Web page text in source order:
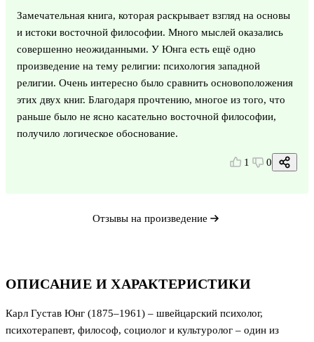
ОПИСАНИЕ И ХАРАКТЕРИСТИКИ
Карл Густав Юнг (1875–1961) – швейцарский психолог,
психотерапевт, философ, социолог и культуролог – один из
Замечательная книга, которая раскрывает взгляд на основы
и истоки восточной философии. Много мыслей оказались
совершенно неожиданными. У Юнга есть ещё одно
произведение на тему религии: психология западной
религии. Очень интересно было сравнить основоположения
этих двух книг. Благодаря прочтению, многое из того, что
раньше было не ясно касательно восточной философии,
получило логическое обоснование.
1 0
Отзывы на произведение